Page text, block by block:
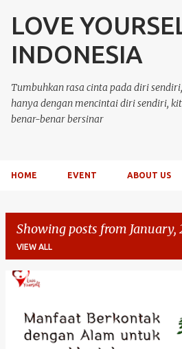
Skip to main
LOVE
INDONESIA
Tumbuhkan rasa cinta pada diri
hanya dengan mencintai diri sendiri,
benar-benar bersinar
HOME EVENT ABOUT US
Showing posts from January,
VIEW ALL